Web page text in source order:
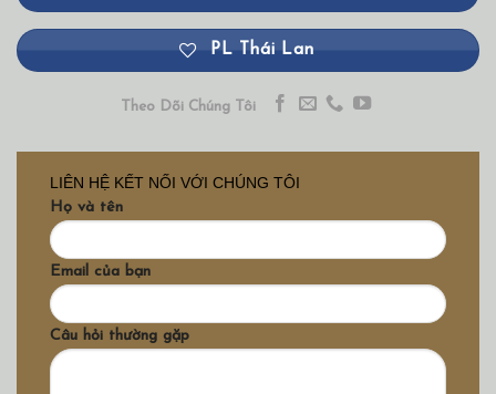
PL Thái Lan
Theo Dõi Chúng Tôi
LIÊN HỆ KẾT NỐI VỚI CHÚNG TÔI
Họ và tên
Email của bạn
Câu hỏi thường gặp